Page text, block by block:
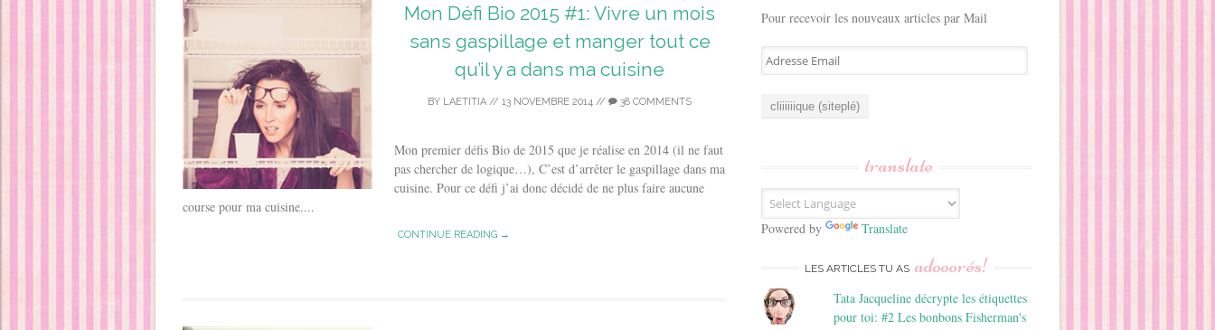
Mon Défi Bio 2015 #1: Vivre un mois
sans gaspillage et manger tout ce
qu’il y a dans ma cuisine
BY LAETITIA // 13 NOVEMBRE 2014 // 38 COMMENTS
Mon premier défis Bio de 2015 que je réalise en 2014 (il ne faut
pas chercher de logique…), C’est d’arrêter le gaspillage dans ma
cuisine. Pour ce défi j’ai donc décidé de ne plus faire aucune
course pour ma cuisine....
CONTINUE READING →
Pour recevoir les nouveaux articles par Mail
A
d
E
m
a
translate
Powered by Translate
LES ARTICLES TU AS adooorés!
Tata Jacqueline décrypte les étiquettes
pour toi: #2 Les bonbons Fisherman's